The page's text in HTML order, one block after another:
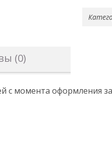
(0)
с момента оформления